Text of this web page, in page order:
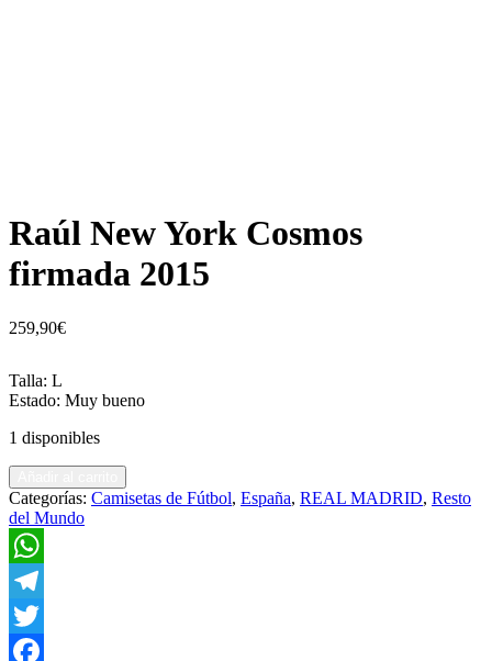
Raúl New York Cosmos
firmada 2015
259,90€
Talla: L
Estado: Muy bueno
1 disponibles
Raúl
New
York
Cosmos
firmada
2015
quantity
Categorías: Camisetas de Fútbol, España, REAL MADRID, Resto
del Mundo
WhatsApp
Telegram
Twitter